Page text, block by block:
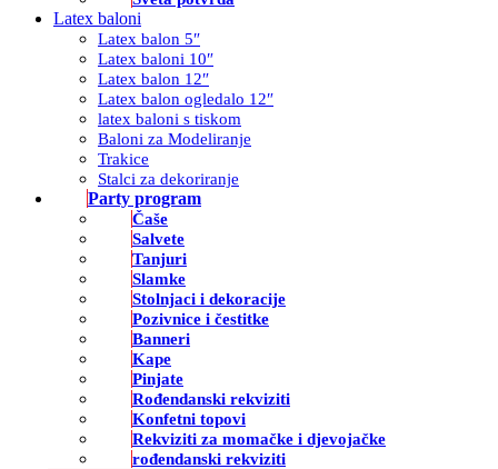
Latex baloni
Latex balon 5″
Latex baloni 10″
Latex balon 12″
Latex balon ogledalo 12″
latex baloni s tiskom
Baloni za Modeliranje
Trakice
Stalci za dekoriranje
Party program
Čaše
Salvete
Tanjuri
Slamke
Stolnjaci i dekoracije
Pozivnice i čestitke
Banneri
Kape
Pinjate
Rođendanski rekviziti
Konfetni topovi
Rekviziti za momačke i djevojačke
rođendanski rekviziti